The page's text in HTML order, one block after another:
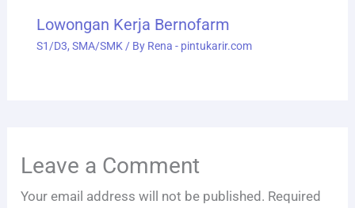
Lowongan Kerja Bernofarm
S1/D3, SMA/SMK / By Rena - pintukarir.com
Leave a Comment
Your email address will not be published. Required